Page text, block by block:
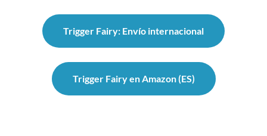
Trigger Fairy: Envío internacional
Trigger Fairy en Amazon (ES)